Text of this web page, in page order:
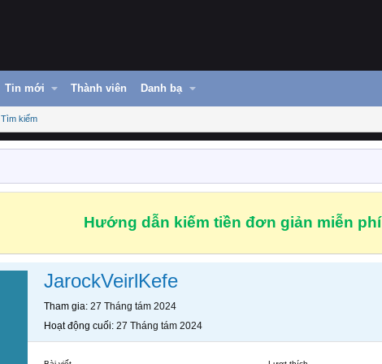
Tin mới Thành viên Danh bạ
Tìm kiếm
Hướng dẫn kiếm tiền đơn giản miễn phí
JarockVeirlKefe
Tham gia 27 Tháng tám 2024
Hoạt động cuối 27 Tháng tám 2024